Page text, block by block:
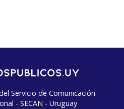
Servicio de Comunicación
- SECAN - Uruguay